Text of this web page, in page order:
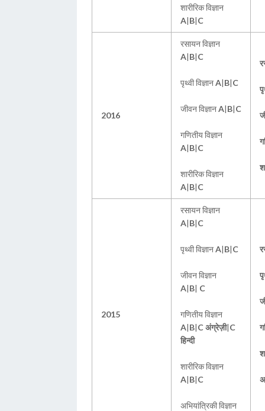
शारीरिक विज्ञान
A|B|C
2016
रसायन विज्ञान
A|B|C
पृथ्वी विज्ञानA|B|C
जीवन विज्ञानA|B|C
गणितीय विज्ञान
A|B|C
शारीरिक विज्ञान
A|B|C
2015
रसायन विज्ञान
A|B|C
पृथ्वी विज्ञानA|B|C
जीवन विज्ञान
A|B| C
गणितीय विज्ञान
A|B|C अंग्रेज़ी|C
हिन्दी
शारीरिक विज्ञान
A|B|C
अभियांत्रिकी विज्ञान